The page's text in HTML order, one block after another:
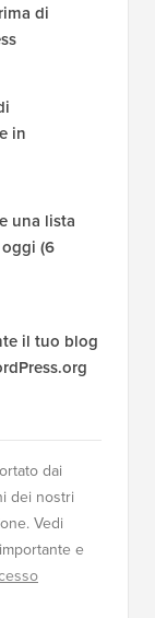
di
in
una lista
(6
il tuo blog
dai
dei nostri
Vedi
e